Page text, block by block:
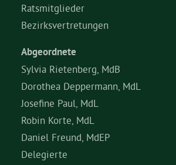
Ratsmitglieder
Bezirksvertretungen
Abgeordnete
Sylvia Rietenberg, MdB
Dorothea Deppermann, MdL
Josefine Paul, MdL
Robin Korte, MdL
Daniel Freund, MdEP
Delegierte